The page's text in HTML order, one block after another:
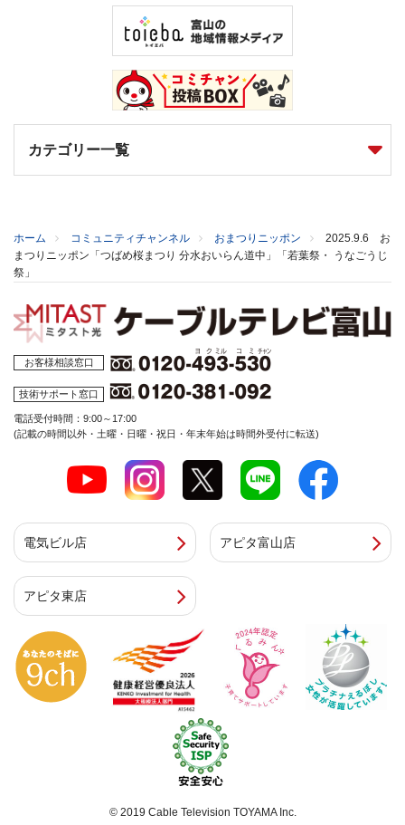
カテゴリー一覧
ホーム コミュニティチャンネル おまつりニッポン
2025.9.6 お
まつりニッポン「つばめ桜まつり 分水おいらん道中」「若葉祭・ うなごうじ
祭」
お客様相談窓口
技術サポート窓口
電話受付時間：9:00～17:00
(記載の時間以外・土曜・日曜・祝日・年末年始は時間外受付に転送)
電気ビル店 アピタ富山店
アピタ東店
© 2019 Cable Television TOYAMA Inc.